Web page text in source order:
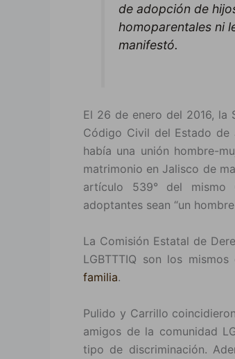
de adopción de
homoparentales ni
manifestó.
El 26 de enero del 2016,
Código Civil del Estado de
había una unión hombre-
matrimonio en Jalisco de
artículo 539° del mismo
adoptantes sean “un
La Comisión Estatal de
LGBTTTIQ son los
familia.
Pulido y Carrillo
amigos de la comunidad
tipo de discriminación.